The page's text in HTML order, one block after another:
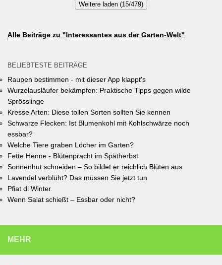
gewinnen gibt es jeweils einen Gutschein von Pflanzen-Kölle
das Anmeldeformular siehe auf den Seiten der Gemeinde
Weitere laden (15/479)
Alle Beiträge zu "Interessantes aus der Garten-Welt"
BELIEBTESTE BEITRÄGE
Raupen bestimmen - mit dieser App klappt's
Wurzelausläufer bekämpfen: Praktische Tipps gegen wilde
Sprösslinge
Kresse Arten: Diese tollen Sorten sollten Sie kennen
Schwarze Flecken: Ist Blumenkohl mit Kohlschwärze noch
essbar?
Welche Tiere graben Löcher im Garten?
Fette Henne - Blütenpracht im Spätherbst
Sonnenhut schneiden – So bildet er reichlich Blüten aus
Lavendel verblüht? Das müssen Sie jetzt tun
Pfiat di Winter
Wenn Salat schießt – Essbar oder nicht?
MEHR